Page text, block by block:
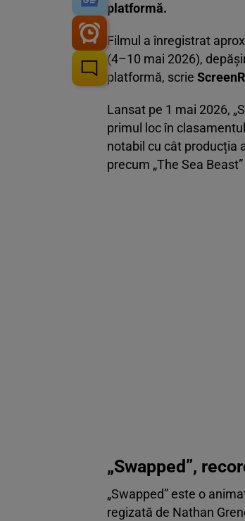
platformă.
Filmul a înregistrat
(4–10 mai 2026),
platformă, scrie
Lansat pe 1 mai 2026,
primul loc în
notabil cu cât producția
precum „The Sea
„Swapped”,
„Swapped” este o
regizată de Nathan